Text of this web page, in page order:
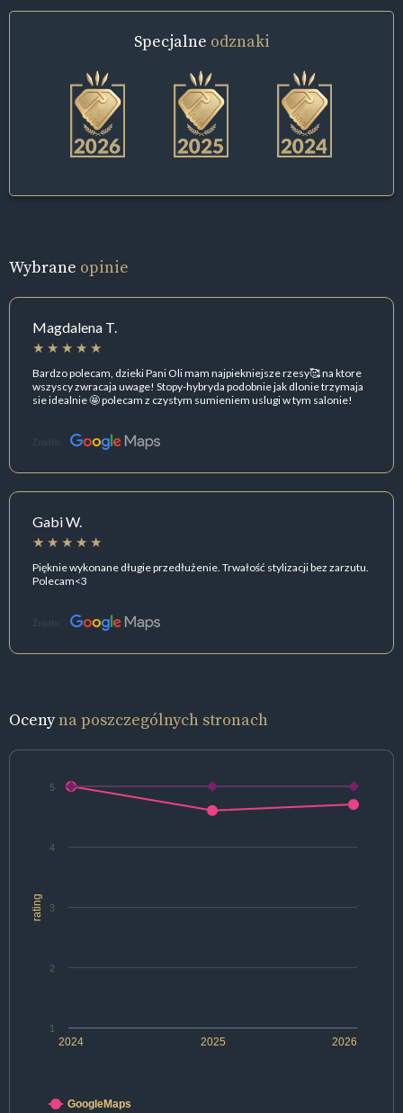
Specjalne odznaki
Wybrane opinie
Magdalena T.
Bardzo polecam, dzieki Pani Oli mam najpiekniejsze rzesy🥰 na ktore
wszyscy zwracaja uwage! Stopy-hybryda podobnie jak dlonie trzymaja
sie idealnie 🤩 polecam z czystym sumieniem uslugi w tym salonie!
Źródło:
Gabi W.
Pięknie wykonane długie przedłużenie. Trwałość stylizacji bez zarzutu.
Polecam<3
Źródło:
Ocenyna poszczególnych stronach
rating
2024 2025 2026
1
2
3
4
5
GoogleMaps